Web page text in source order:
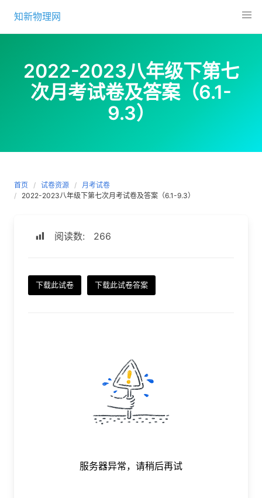
content
知新物理网
2022-2023八年级下第七
次月考试卷及答案（6.1-
9.3）
首页 试卷资源
月考试卷
2022-2023八年级下第七次月考试卷及答案（6.1-9.3）
阅读数: 266
下载此试卷 下载此试卷答案